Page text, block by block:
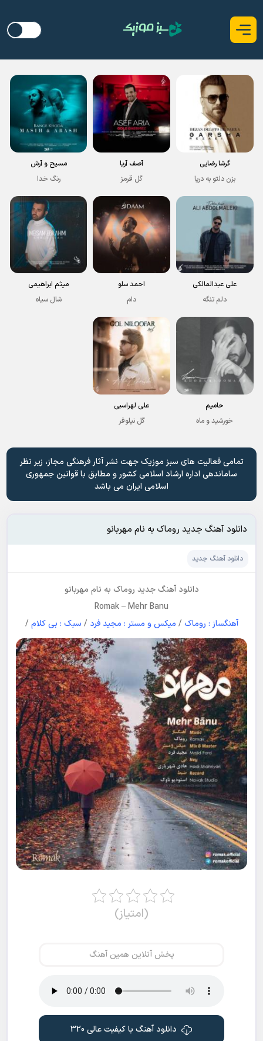
گرشا رضایی
بزن دلتو به دریا
آصف آریا
گل قرمز
مسیح و آرش
رنگ خدا
علی عبدالمالکی
دلم تنگه
احمد سلو
دام
میثم ابراهیمی
شال سیاه
حامیم
خورشید و ماه
علی لهراسبی
گل نیلوفر
تمامی فعالیت های سبز موزیک جهت نشر آثار فرهنگی مجاز، زیر نظر
ساماندهی اداره ارشاد اسلامی کشور و مطابق با قوانین جمهوری
اسلامی ایران می باشد
دانلود آهنگ جدید روماک به نام مهربانو
دانلود آهنگ جدید
دانلود آهنگ جدید روماک به نام مهربانو
Romak–Mehr Banu
آهنگساز : روماک / میکس و مستر : مجید فرد / سبک : بی کلام /
(امتیاز)
پخش آنلاین همین آهنگ
دانلود آهنگ با کیفیت عالی 320